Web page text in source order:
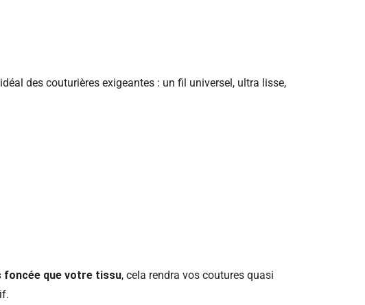
des couturières exigeantes : un fil universel, ultra lisse,
foncée que votre tissu, cela rendra vos coutures quasi